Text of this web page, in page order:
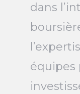
dans
équipes